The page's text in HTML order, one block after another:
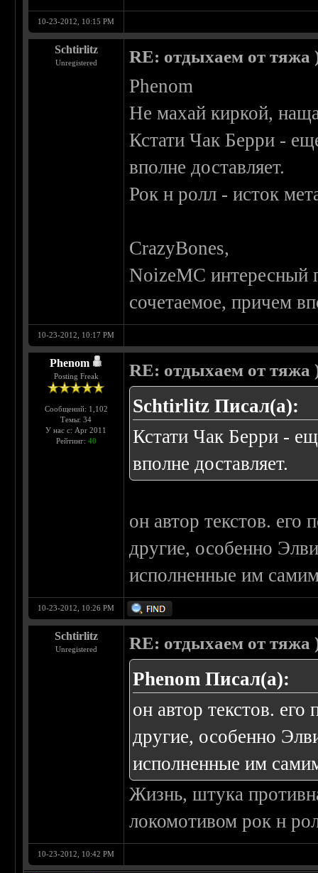
10-23-2012, 10:15 PM
Schtirlitz
Unregistered RE: отдыхаем от тяжа
Phenom
Не махай киркой,
Кстати Чак Берри -
вполне доставляет.
Рок н ролл - исток
CrazyBones,
NoizeMC интересный
сочетаемое, причем
10-23-2012, 10:17 PM
Phenom
Posting Freak
Сообщений: 1,102
Темы: 34
У нас с: Apr 2011
Рейтинг: 40
RE: отдыхаем от тяжа
Schtirlitz Писал(а):
Кстати Чак Берри -
вполне доставляет.
он автор текстов. его
другие, особенно
исполненные им
10-23-2012, 10:26 PM
Schtirlitz
Unregistered RE: отдыхаем от тяжа
Phenom Писал(а):
он автор текстов.
другие, особенно
исполненные им
Жизнь, штука
локомотивом рок н
10-23-2012, 10:42 PM